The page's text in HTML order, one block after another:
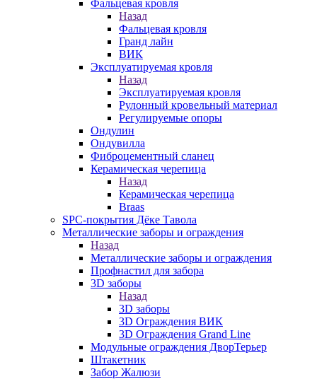
Фальцевая кровля
Назад
Фальцевая кровля
Гранд лайн
ВИК
Эксплуатируемая кровля
Назад
Эксплуатируемая кровля
Рулонный кровельный материал
Регулируемые опоры
Ондулин
Ондувилла
Фиброцементный сланец
Керамическая черепица
Назад
Керамическая черепица
Braas
SPC-покрытия Дёке Тавола
Металлические заборы и ограждения
Назад
Металлические заборы и ограждения
Профнастил для забора
3D заборы
Назад
3D заборы
3D Ограждения ВИК
3D Ограждения Grand Line
Модульные ограждения ДворТерьер
Штакетник
Забор Жалюзи